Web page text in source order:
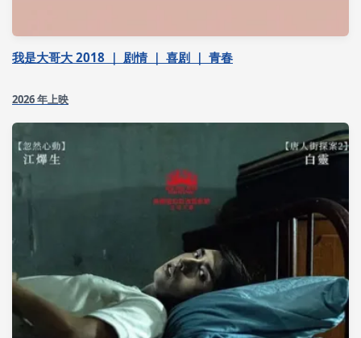
我是大哥大 2018 ｜ 剧情 ｜ 喜剧 ｜ 青春
2026 年上映